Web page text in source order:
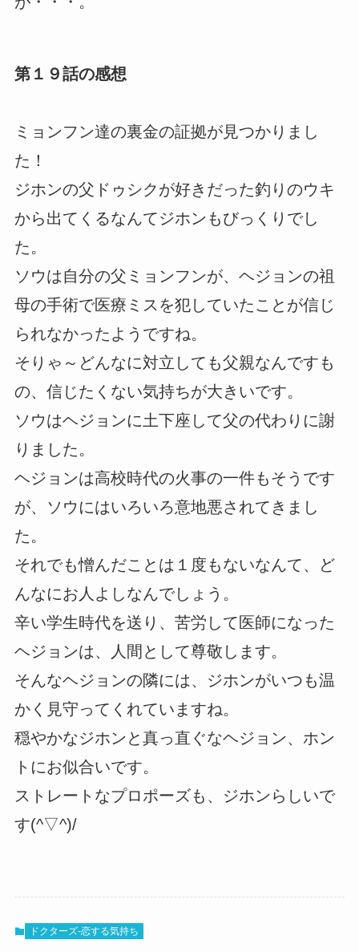
第１９話の感想
ミョンフン達の裏金の証拠が見つかりまし
た！
ジホンの父ドゥシクが好きだった釣りのウキ
から出てくるなんてジホンもびっくりでし
た。
ソウは自分の父ミョンフンが、ヘジョンの祖
母の手術で医療ミスを犯していたことが信じ
られなかったようですね。
そりゃ～どんなに対立しても父親なんですも
の、信じたくない気持ちが大きいです。
ソウはヘジョンに土下座して父の代わりに謝
りました。
ヘジョンは高校時代の火事の一件もそうです
が、ソウにはいろいろ意地悪されてきまし
た。
それでも憎んだことは１度もないなんて、ど
んなにお人よしなんでしょう。
辛い学生時代を送り、苦労して医師になった
ヘジョンは、人間として尊敬します。
そんなヘジョンの隣には、ジホンがいつも温
かく見守ってくれていますね。
穏やかなジホンと真っ直ぐなヘジョン、ホン
トにお似合いです。
ストレートなプロポーズも、ジホンらしいで
す(^▽^)/
ドクターズ-恋する気持ち